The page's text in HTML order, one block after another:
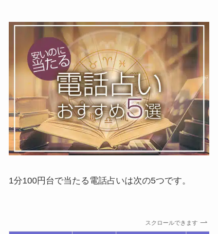
1分100円台で当たる電話占いは次の5つです。
スクロールできます